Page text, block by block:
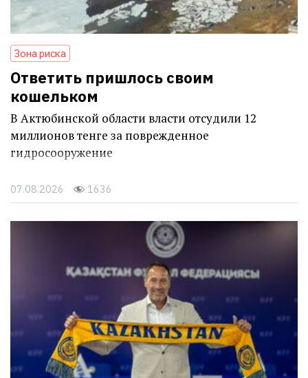
Зона риска
Ответить пришлось своим
кошельком
В Актюбинской области власти отсудили 12
миллионов тенге за поврежденное
гидросооружение
07.08.2026 1636